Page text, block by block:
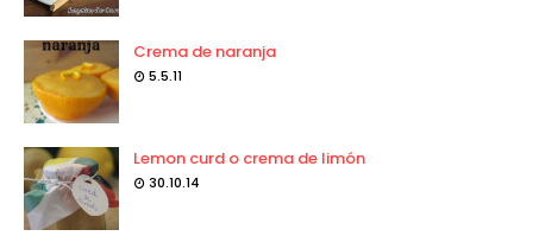
Crema de naranja
5.5.11
Lemon curd o crema de limón
30.10.14